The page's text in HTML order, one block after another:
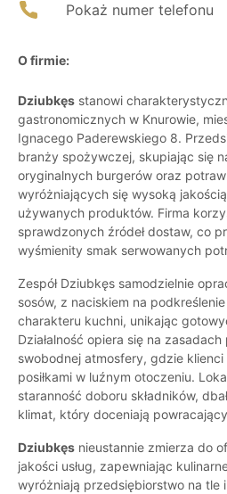
Pokaż numer telefonu
O firmie:
Dziubkęs stanowi
gastronomicznych w Knurowie,
Ignacego Paderewskiego 8.
branży spożywczej, skupiając się
oryginalnych burgerów oraz
wyróżniających się wysoką
używanych produktów. Firma
sprawdzonych źródeł dostaw, co
wyśmienity smak serwowanych
Zespół Dziubkęs samodzielnie
sosów, z naciskiem na
charakteru kuchni, unikając
Działalność opiera się na
swobodnej atmosfery, gdzie
posiłkami w luźnym otoczeniu.
staranność doboru składników,
klimat, który doceniają
Dziubkęs nieustannie zmierza do
jakości usług, zapewniając
wyróżniają przedsiębiorstwo na tle